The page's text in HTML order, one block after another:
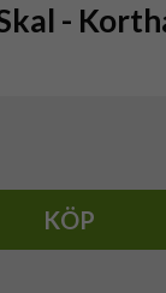
-
KÖP